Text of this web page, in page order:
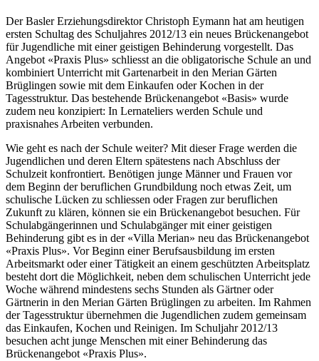
Der Basler Erziehungsdirektor Christoph Eymann hat am heutigen
ersten Schultag des Schuljahres 2012/13 ein neues Brückenangebot
für Jugendliche mit einer geistigen Behinderung vorgestellt. Das
Angebot «Praxis Plus» schliesst an die obligatorische Schule an und
kombiniert Unterricht mit Gartenarbeit in den Merian Gärten
Brüglingen sowie mit dem Einkaufen oder Kochen in der
Tagesstruktur. Das bestehende Brückenangebot «Basis» wurde
zudem neu konzipiert: In Lernateliers werden Schule und
praxisnahes Arbeiten verbunden.
Wie geht es nach der Schule weiter? Mit dieser Frage werden die
Jugendlichen und deren Eltern spätestens nach Abschluss der
Schulzeit konfrontiert. Benötigen junge Männer und Frauen vor
dem Beginn der beruflichen Grundbildung noch etwas Zeit, um
schulische Lücken zu schliessen oder Fragen zur beruflichen
Zukunft zu klären, können sie ein Brückenangebot besuchen. Für
Schulabgängerinnen und Schulabgänger mit einer geistigen
Behinderung gibt es in der «Villa Merian» neu das Brückenangebot
«Praxis Plus». Vor Beginn einer Berufsausbildung im ersten
Arbeitsmarkt oder einer Tätigkeit an einem geschützten Arbeitsplatz
besteht dort die Möglichkeit, neben dem schulischen Unterricht jede
Woche während mindestens sechs Stunden als Gärtner oder
Gärtnerin in den Merian Gärten Brüglingen zu arbeiten. Im Rahmen
der Tagesstruktur übernehmen die Jugendlichen zudem gemeinsam
das Einkaufen, Kochen und Reinigen. Im Schuljahr 2012/13
besuchen acht junge Menschen mit einer Behinderung das
Brückenangebot «Praxis Plus».